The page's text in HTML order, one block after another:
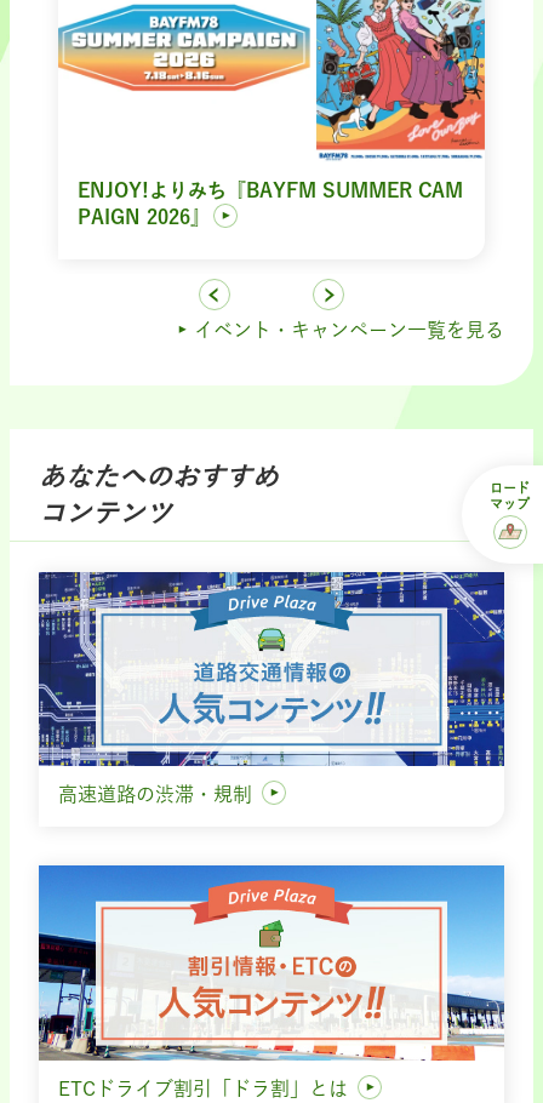
ENJOY!よりみち『BAYFM SUMMER CAM
PAIGN 2026』
イベント・キャンペーン一覧を見る
あなたへのおすすめ
コンテンツ
高速道路の渋滞・規制
ETCドライブ割引「ドラ割」とは
ロード
マップ